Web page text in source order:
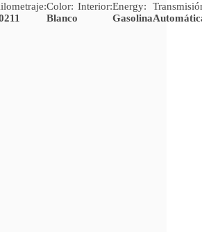
Color:
Blanco
Interior:Energy:
Gasolina